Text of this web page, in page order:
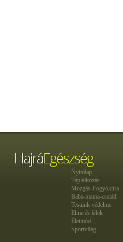
Nyitólap
Táplálkozás
Mozgás-Fogyókúra
Baba-mama-család
Testünk védelme
Elme és lélek
Életmód
Sportvilág